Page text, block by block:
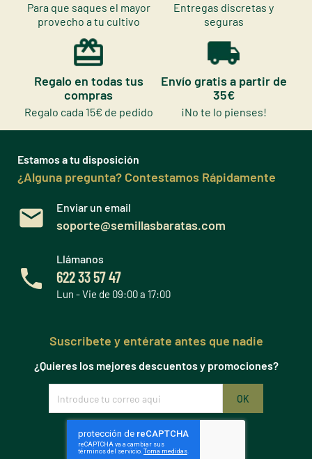
Para que saques el mayor
provecho a tu cultivo
Entregas discretas y
seguras
Regalo en todas tus
compras
Regalo cada 15€ de pedido
Envío gratis a partir de
35€
¡No te lo pienses!
Estamos a tu disposición
¿Alguna pregunta? Contestamos Rápidamente
Enviar un email
soporte@semillasbaratas.com
Llámanos
622 33 57 47
Lun - Vie de 09:00 a 17:00
Suscribete y entérate antes que nadie
¿Quieres los mejores descuentos y promociones?